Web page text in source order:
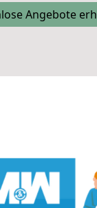
Angebote